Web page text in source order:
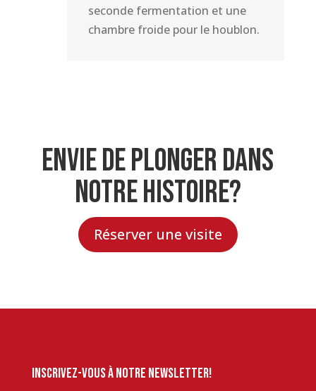
seconde fermentation et une
chambre froide pour le houblon.
Envie de plonger dans
notre histoire?
Réserver une visite
Inscrivez-vous à notre newsletter!